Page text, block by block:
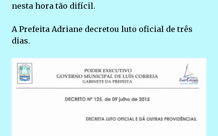
nesta hora tão difícil.
A Prefeita Adriane decretou luto oficial de três
dias.